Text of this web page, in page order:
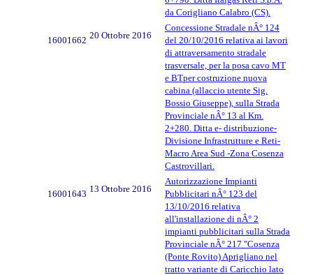
da Corigliano Calabro (CS).
16001662 20 Ottobre 2016
Concessione Stradale nÂ° 124
del 20/10/2016 relativa ai lavori
di attraversamento stradale
trasversale, per la posa cavo MT
e BTper costruzione nuova
cabina (allaccio utente Sig.
Bossio Giuseppe), sulla Strada
Provinciale nÂ° 13 al Km.
2+280. Ditta e- distribuzione-
Divisione Infrastrutture e Reti-
Macro Area Sud -Zona Cosenza
Castrovillari.
16001643 13 Ottobre 2016
Autorizzazione Impianti
Pubblicitari nÂ° 123 del
13/10/2016 relativa
all'installazione di nÂ° 2
impianti pubblicitari sulla Strada
Provinciale nÂ° 217 "Cosenza
(Ponte Rovito) Aprigliano nel
tratto variante di Caricchio lato